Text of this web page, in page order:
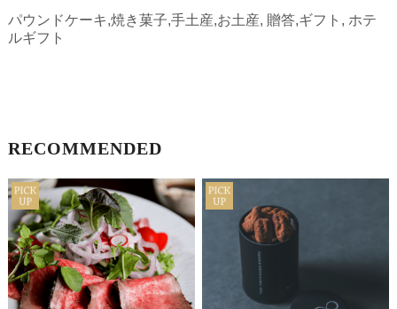
パウンドケーキ,焼き菓子,手土産,お土産, 贈答,ギフト, ホテ
ルギフト
RECOMMENDED